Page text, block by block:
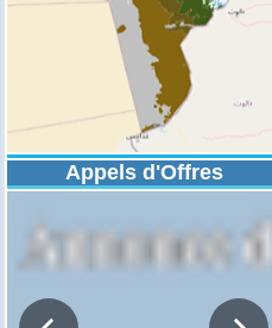
Appels d'Offres